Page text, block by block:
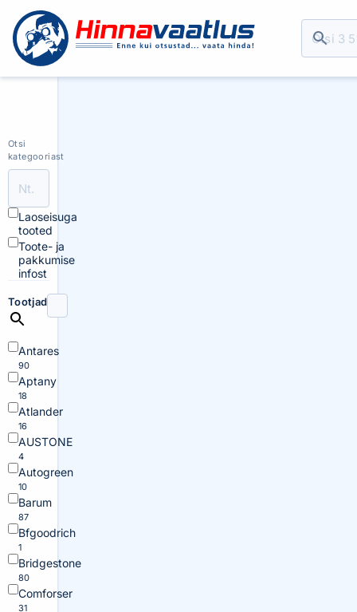
Otsi
kategooriast
Laoseisuga
tooted
Toote- ja
pakkumise
infost
Tootjad
Antares
90
Aptany
18
Atlander
16
AUSTONE
4
Autogreen
10
Barum
87
Bfgoodrich
1
Bridgestone
80
Comforser
31